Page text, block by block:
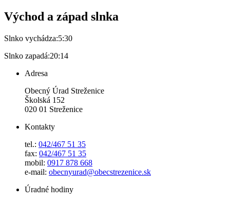
Východ a západ slnka
Slnko vychádza:5:30
Slnko zapadá:20:14
Adresa
Obecný Úrad Streženice
Školská 152
020 01 Streženice
Kontakty
tel.: 042/467 51 35
fax: 042/467 51 35
mobil: 0917 878 668
e-mail: obecnyurad@obecstrezenice.sk
Úradné hodiny